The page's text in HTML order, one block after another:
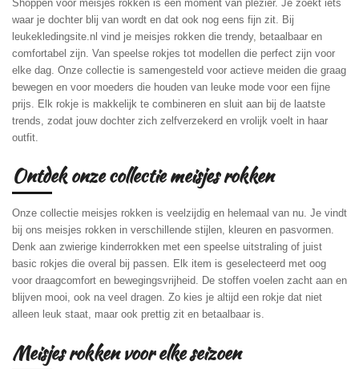
Shoppen voor meisjes rokken is een moment van plezier. Je zoekt iets
waar je dochter blij van wordt en dat ook nog eens fijn zit. Bij
leukekledingsite.nl vind je meisjes rokken die trendy, betaalbaar en
comfortabel zijn. Van speelse rokjes tot modellen die perfect zijn voor
elke dag. Onze collectie is samengesteld voor actieve meiden die graag
bewegen en voor moeders die houden van leuke mode voor een fijne
prijs. Elk rokje is makkelijk te combineren en sluit aan bij de laatste
trends, zodat jouw dochter zich zelfverzekerd en vrolijk voelt in haar
outfit.
Ontdek onze collectie meisjes rokken
Onze collectie meisjes rokken is veelzijdig en helemaal van nu. Je vindt
bij ons meisjes rokken in verschillende stijlen, kleuren en pasvormen.
Denk aan zwierige kinderrokken met een speelse uitstraling of juist
basic rokjes die overal bij passen. Elk item is geselecteerd met oog
voor draagcomfort en bewegingsvrijheid. De stoffen voelen zacht aan en
blijven mooi, ook na veel dragen. Zo kies je altijd een rokje dat niet
alleen leuk staat, maar ook prettig zit en betaalbaar is.
Meisjes rokken voor elke seizoen